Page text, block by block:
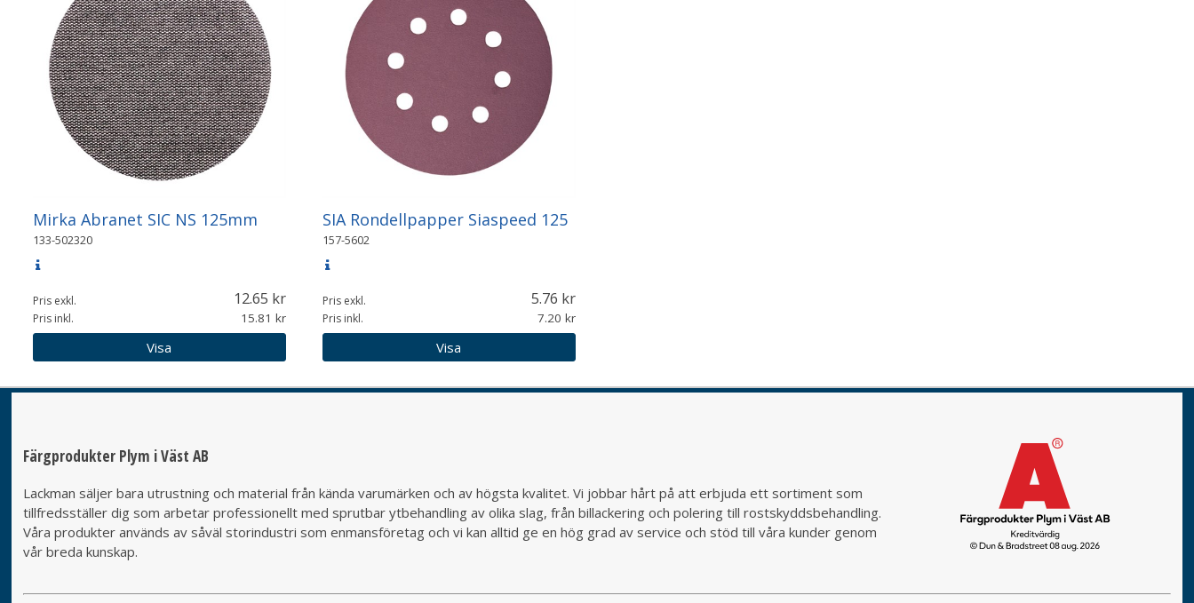
Mirka Abranet SIC NS 125mm
133-502320
Pris exkl. 12.65
Pris inkl. 15.81
Visa
SIA Rondellpapper Siaspeed 125
157-5602
Pris exkl. 5.76
Pris inkl. 7.20
Visa
Färgprodukter Plym i Väst AB
Lackman säljer bara utrustning och material från kända varumärken och av högsta kvalitet. Vi jobbar hårt på att erbjuda ett sortiment som
tillfredsställer dig som arbetar professionellt med sprutbar ytbehandling av olika slag, från billackering och polering till rostskyddsbehandling.
Våra produkter används av såväl storindustri som enmansföretag och vi kan alltid ge en hög grad av service och stöd till våra kunder genom
vår breda kunskap.